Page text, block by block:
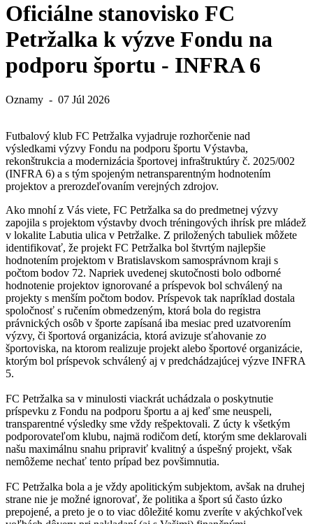
Oficiálne stanovisko FC
Petržalka k výzve Fondu na
podporu športu - INFRA 6
Oznamy - 07 Júl 2026
Futbalový klub FC Petržalka vyjadruje rozhorčenie nad
výsledkami výzvy Fondu na podporu športu Výstavba,
rekonštrukcia a modernizácia športovej infraštruktúry č. 2025/002
(INFRA 6) a s tým spojeným netransparentným hodnotením
projektov a prerozdeľovaním verejných zdrojov.
Ako mnohí z Vás viete, FC Petržalka sa do predmetnej výzvy
zapojila s projektom výstavby dvoch tréningových ihrísk pre mládež
v lokalite Labutia ulica v Petržalke. Z priložených tabuliek môžete
identifikovať, že projekt FC Petržalka bol štvrtým najlepšie
hodnotením projektom v Bratislavskom samosprávnom kraji s
počtom bodov 72. Napriek uvedenej skutočnosti bolo odborné
hodnotenie projektov ignorované a príspevok bol schválený na
projekty s menším počtom bodov. Príspevok tak napríklad dostala
spoločnosť s ručením obmedzeným, ktorá bola do registra
právnických osôb v športe zapísaná iba mesiac pred uzatvorením
výzvy, či športová organizácia, ktorá avizuje sťahovanie zo
športoviska, na ktorom realizuje projekt alebo športové organizácie,
ktorým bol príspevok schválený aj v predchádzajúcej výzve INFRA
5.
FC Petržalka sa v minulosti viackrát uchádzala o poskytnutie
príspevku z Fondu na podporu športu a aj keď sme neuspeli,
transparentné výsledky sme vždy rešpektovali. Z úcty k všetkým
podporovateľom klubu, najmä rodičom detí, ktorým sme deklarovali
našu maximálnu snahu pripraviť kvalitný a úspešný projekt, však
nemôžeme nechať tento prípad bez povšimnutia.
FC Petržalka bola a je vždy apolitickým subjektom, avšak na druhej
strane nie je možné ignorovať, že politika a šport sú často úzko
prepojené, a preto je o to viac dôležité komu zveríte v akýchkoľvek